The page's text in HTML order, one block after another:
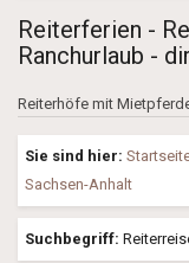
Reiterferien -
Ranchurlaub -
Reiterhöfe mit
Sie sind hier:
Sachsen-Anhalt
Suchbegriff: